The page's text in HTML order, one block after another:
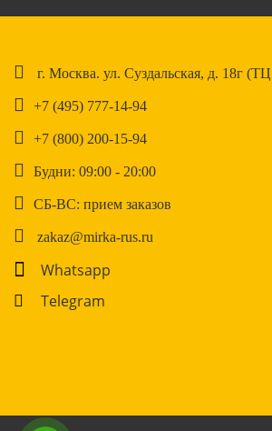
г. Москва. ул. Суздальская, д. 18г
+7 (495) 777-14-94
+7 (800) 200-15-94
Будни: 09:00 - 20:00
СБ-ВС: прием заказов
zakaz@mirka-rus.ru
Whatsapp
Telegram